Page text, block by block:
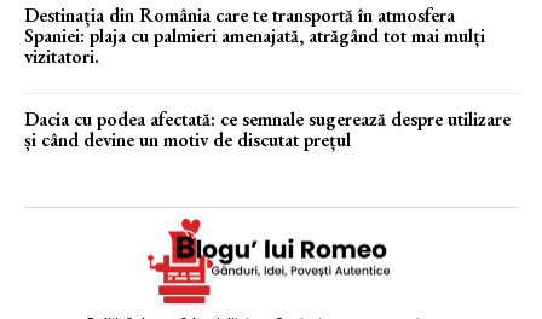
Destinația din România care te transportă în atmosfera
Spaniei: plaja cu palmieri amenajată, atrăgând tot mai mulți
vizitatori.
Dacia cu podea afectată: ce semnale sugerează despre utilizare
și când devine un motiv de discutat prețul